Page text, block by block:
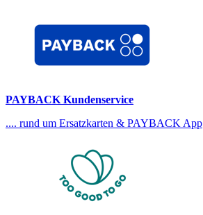
PAYBACK Kundenservice
.... rund um Ersatzkarten & PAYBACK App